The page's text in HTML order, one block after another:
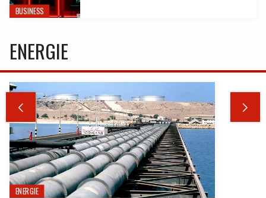
BUSINESS
ENERGIE
 
ENERGIE